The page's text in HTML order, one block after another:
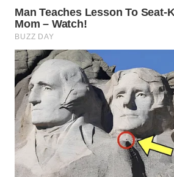
WN
Wahana
Media
Group
WAHANA
NEWS
WAHANA